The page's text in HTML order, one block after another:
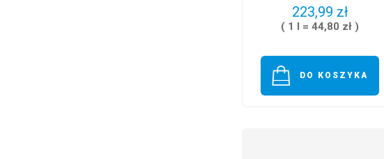
223,99 zł
( 1 l = 44,80 zł )
DO KOSZYKA